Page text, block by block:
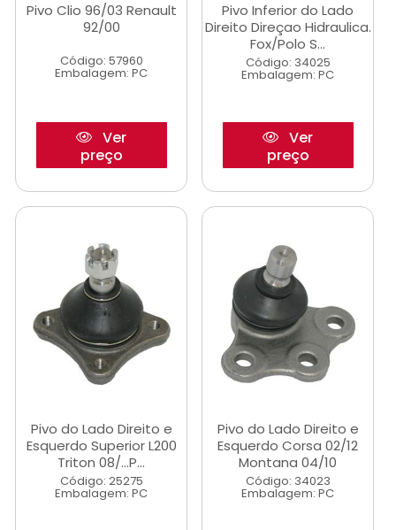
Pivo Clio 96/03 Renault
92/00
Código: 57960
Embalagem: PC
Ver
preço
Pivo Inferior do Lado
Direito Direçao Hidraulica.
Fox/Polo S...
Código: 34025
Embalagem: PC
Ver
preço
Pivo do Lado Direito e
Esquerdo Superior L200
Triton 08/...P...
Código: 25275
Embalagem: PC
Pivo do Lado Direito e
Esquerdo Corsa 02/12
Montana 04/10
Código: 34023
Embalagem: PC